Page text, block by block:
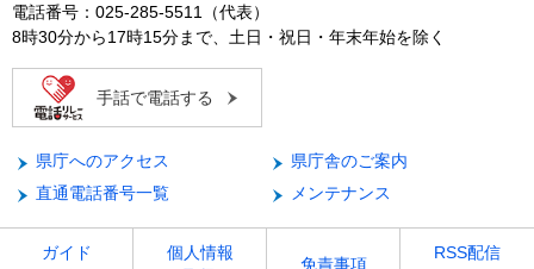
電話番号：025-285-5511（代表）
8時30分から17時15分まで、土日・祝日・年末年始を除く
手話で電話する
県庁へのアクセス
県庁舎のご案内
直通電話番号一覧
メンテナンス
ガイド
個人情報
免責事項
RSS配信